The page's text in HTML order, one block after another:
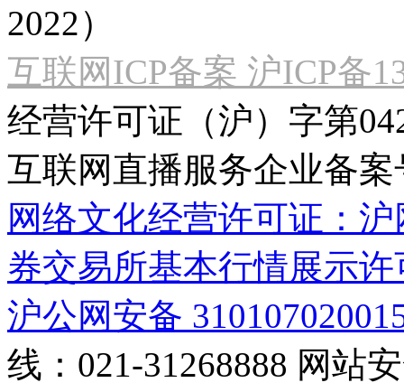
2022）
互联网ICP备案 沪ICP备
经营许可证（沪）字第
互联网直播服务企业备案
网络文化经营许可证：
券交易所基本行情展示许
沪公网安备
线：021-31268888 网站